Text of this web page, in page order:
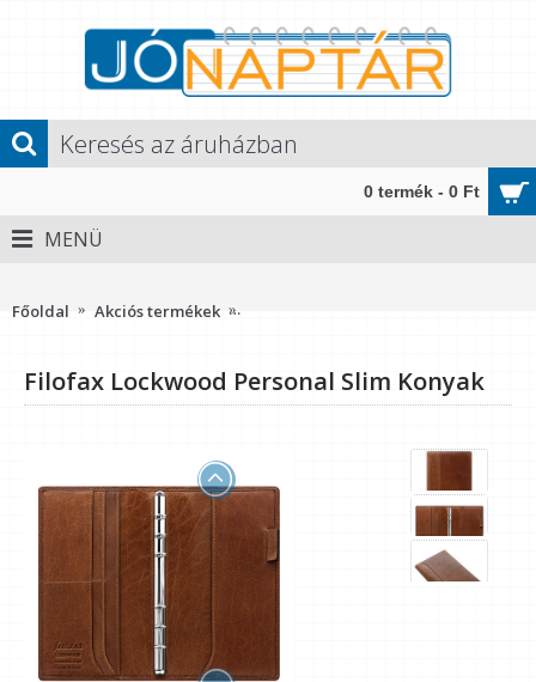
0 termék - 0 Ft
MENÜ
Főoldal Akciós termékek
Filofax Lockwood Personal Slim Konyak